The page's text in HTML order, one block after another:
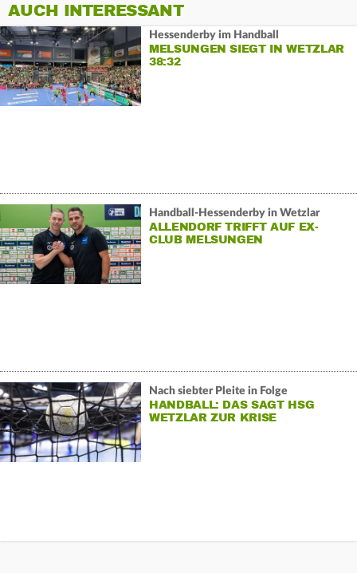
AUCH INTERESSANT
Hessenderby im Handball
MELSUNGEN SIEGT IN WETZLAR
38:32
Handball-Hessenderby in Wetzlar
ALLENDORF TRIFFT AUF EX-
CLUB MELSUNGEN
Nach siebter Pleite in Folge
HANDBALL: DAS SAGT HSG
WETZLAR ZUR KRISE